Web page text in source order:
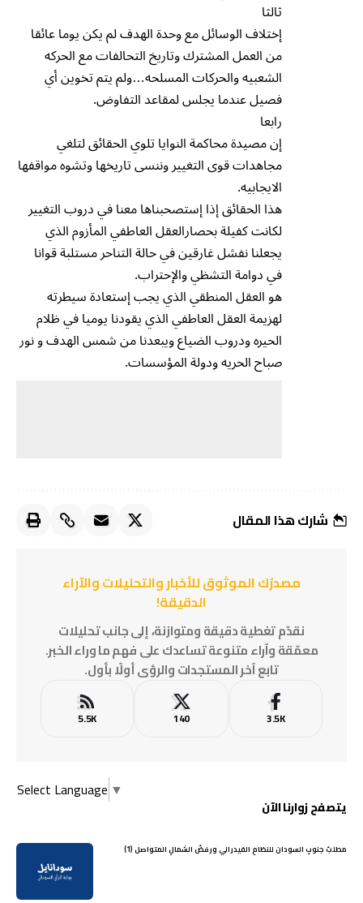
ثالثا
إختلاف الوسائل مع وحدة الهدف لم يكن يوما عائقا
من العمل المشترك وتاريخ التحالفات مع الحركه
الشعبيه والحركات المسلحه…ولم يتم تخوين أي
فصيل عندما يجلس لمقاعد التفاوض.
رابعا
إن مصيدة محاكمة النوايا تلوي الحقائق لتلغي
مجاهدات قوى التغيير وننسى تاريخها وتشوه مواقفها
الايجابيه.
هذا الحقائق إذا إستصحبناها معنا في دروب التغيير
لكانت كفيلة بحصارالعقل العاطفي المأزوم الذي
يجعلنا نفشل غارقين في حالة التناحر مستلبة قوانا
في دوامة التشظي والإحتراب.
هو العقل المنطقي الذي يجب إستعادة سيطرته
لهزيمة العقل العاطفي الذي يقودنا يوميا في ظلام
الحيره ودروب الضياع ويبعدنا من شمس الهدف و نور
صباح الحريه ودولة المؤسسات.
شارك هذا المقال
مصدرُك الموثوق للأخبار والتحليلات والآراء
الدقيقة!
نقدّم تغطية دقيقة ومتوازنة، إلى جانب تحليلات
معمّقة وآراء متنوعة تساعدك على فهم ما وراء الخبر.
تابع آخر المستجدات والرؤى أولًا بأول.
3.5K
140
5.5K
Select Language ▼
يتصفح زوارنا الآن
مطلبُ جنوبِ السودان للنظامِ الفيدرالي ورفضُ الشمالِ المتواصل (1)